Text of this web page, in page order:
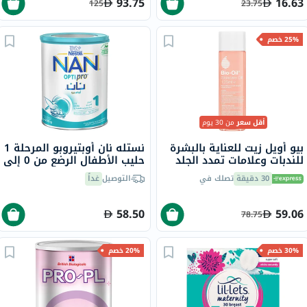
23.75
125
25% خصم
أقل سعرمن 30 يوم
بيو أويل زيت للعناية بالبشرة
للندبات وعلامات تمدد الجلد
وتفاوت لون البشرة 125 مل
30 دقيقة تصلك في
59.06
78.75
نستله نان أوبتيروبو المرحلة 1
حليب الأطفال الرضع من 0 إلى
6 شهور 400 جرام التوصيلغداً
58.50
30% خصم 20% خصم